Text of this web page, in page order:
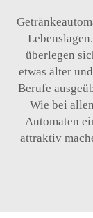
überlegen
etwas älter
Berufe
Wie bei
Automaten
attraktiv